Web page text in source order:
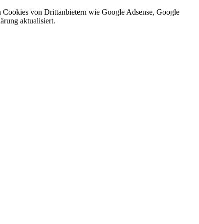
Cookies von Drittanbietern wie Google Adsense, Google
aktualisiert.